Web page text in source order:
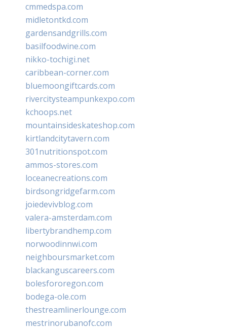
cmmedspa.com
midletontkd.com
gardensandgrills.com
basilfoodwine.com
nikko-tochigi.net
caribbean-corner.com
bluemoongiftcards.com
rivercitysteampunkexpo.com
kchoops.net
mountainsideskateshop.com
kirtlandcitytavern.com
301nutritionspot.com
ammos-stores.com
loceanecreations.com
birdsongridgefarm.com
joiedevivblog.com
valera-amsterdam.com
libertybrandhemp.com
norwoodinnwi.com
neighboursmarket.com
blackanguscareers.com
bolesfororegon.com
bodega-ole.com
thestreamlinerlounge.com
mestrinorubanofc.com